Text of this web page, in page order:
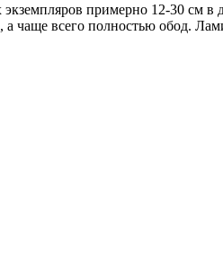
примерно 12-30 см
чаще всего полностью обод.